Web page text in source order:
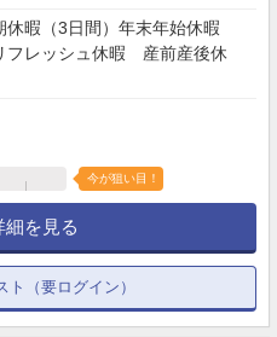
暇（3日間）年末年始休暇
フレッシュ休暇 産前産後休
今が狙い目！
細を見る
ト（要ログイン）